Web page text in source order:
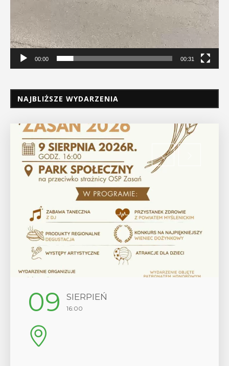
00:00 00:31
NAJBLIŻSZE WYDARZENIA
12 SIERPIEŃ
17:00